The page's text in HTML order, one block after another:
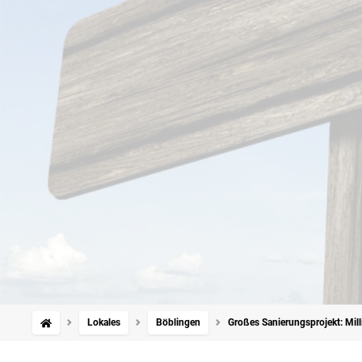
Lokales Böblingen Großes Sanierungsprojekt: